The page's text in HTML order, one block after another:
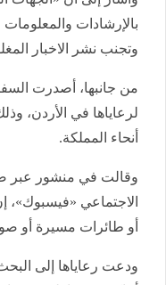
بالإرشادات والمعلومات
وتجنب نشر الاخبار
من جانبها، أصدرت
لرعاياها في الأردن،
أنحاء المملكة.
وقالت في منشور عبر
الاجتماعي «فيسبوك»،
أو طائرات مسيرة أو
ودعت رعاياها إلى